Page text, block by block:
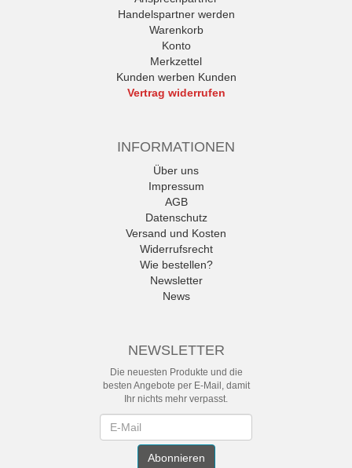
Handelspartner werden
Warenkorb
Konto
Merkzettel
Kunden werben Kunden
Vertrag widerrufen
INFORMATIONEN
Über uns
Impressum
AGB
Datenschutz
Versand und Kosten
Widerrufsrecht
Wie bestellen?
Newsletter
News
NEWSLETTER
Die neuesten Produkte und die
besten Angebote per E-Mail, damit
Ihr nichts mehr verpasst.
Abonnieren